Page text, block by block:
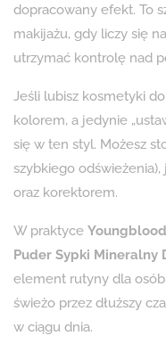
dopracowany efekt. To
makijażu, gdy liczy się
utrzymać kontrolę nad
Jeśli lubisz kosmetyki
kolorem, a jedynie
się w ten styl. Możesz
szybkiego odświeżenia),
oraz korektorem.
W praktyce
Puder Sypki Mineralny
element rutyny dla
świeżo przez dłuższy
w ciągu dnia.